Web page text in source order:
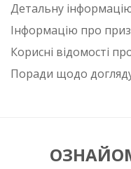
Детальну
Інформацію про
Корисні відомості
Поради щодо